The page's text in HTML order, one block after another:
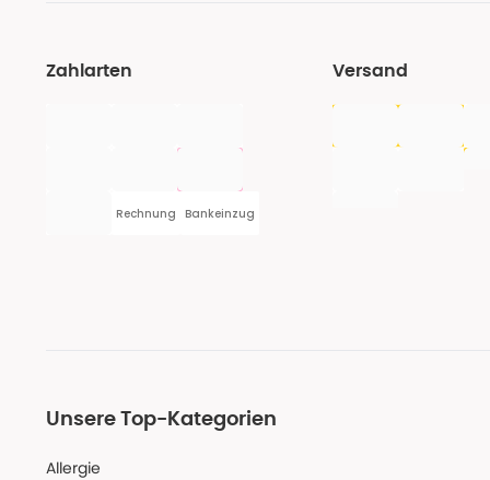
Zahlarten
Rechnung Bankeinzug
Versand
Unsere Top-Kategorien
Allergie